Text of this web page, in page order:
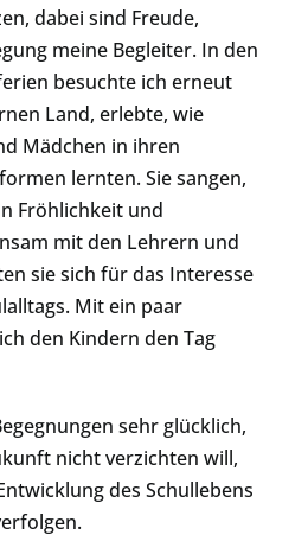
dabei sind Freude,
meine Begleiter. In den
besuchte ich erneut
Land, erlebte, wie
Mädchen in ihren
lernten. Sie sangen,
Fröhlichkeit und
mit den Lehrern und
sie sich für das Interesse
Mit ein paar
den Kindern den Tag
sehr glücklich,
nicht verzichten will,
des Schullebens